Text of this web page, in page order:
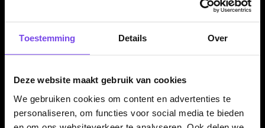
Toestemming Details Over
Deze website maakt gebruik van cookies
We gebruiken cookies om content en advertenties te
personaliseren, om functies voor social media te bieden
complete set van drie dartpijlen, inclusief Winmau shafts en
Kenmerken van de Winmau Foxfire 80% A Dartpijlen